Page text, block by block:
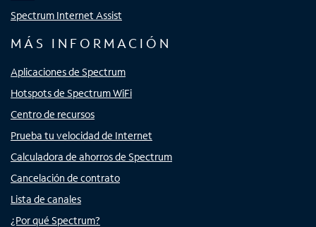
Spectrum Internet Assist
MÁS INFORMACIÓN
Aplicaciones de Spectrum
Hotspots de Spectrum WiFi
Centro de recursos
Prueba tu velocidad de Internet
Calculadora de ahorros de Spectrum
Cancelación de contrato
Lista de canales
¿Por qué Spectrum?